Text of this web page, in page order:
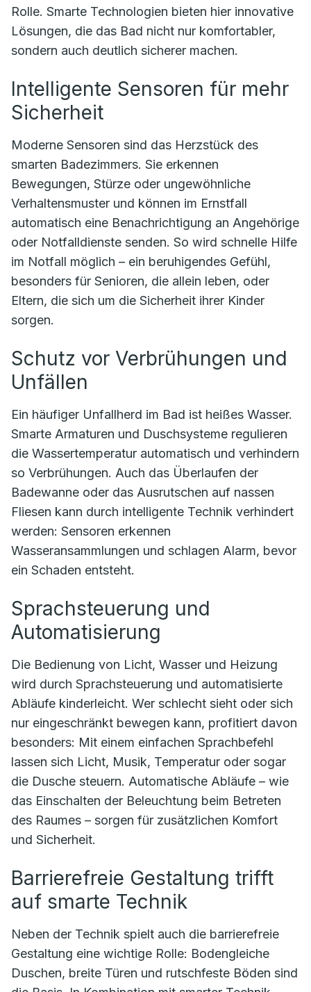
Rolle. Smarte Technologien bieten hier innovative
Lösungen, die das Bad nicht nur komfortabler,
sondern auch deutlich sicherer machen.
Intelligente Sensoren für mehr
Sicherheit
Moderne Sensoren sind das Herzstück des
smarten Badezimmers. Sie erkennen
Bewegungen, Stürze oder ungewöhnliche
Verhaltensmuster und können im Ernstfall
automatisch eine Benachrichtigung an Angehörige
oder Notfalldienste senden. So wird schnelle Hilfe
im Notfall möglich – ein beruhigendes Gefühl,
besonders für Senioren, die allein leben, oder
Eltern, die sich um die Sicherheit ihrer Kinder
sorgen.
Schutz vor Verbrühungen und
Unfällen
Ein häufiger Unfallherd im Bad ist heißes Wasser.
Smarte Armaturen und Duschsysteme regulieren
die Wassertemperatur automatisch und verhindern
so Verbrühungen. Auch das Überlaufen der
Badewanne oder das Ausrutschen auf nassen
Fliesen kann durch intelligente Technik verhindert
werden: Sensoren erkennen
Wasseransammlungen und schlagen Alarm, bevor
ein Schaden entsteht.
Sprachsteuerung und
Automatisierung
Die Bedienung von Licht, Wasser und Heizung
wird durch Sprachsteuerung und automatisierte
Abläufe kinderleicht. Wer schlecht sieht oder sich
nur eingeschränkt bewegen kann, profitiert davon
besonders: Mit einem einfachen Sprachbefehl
lassen sich Licht, Musik, Temperatur oder sogar
die Dusche steuern. Automatische Abläufe – wie
das Einschalten der Beleuchtung beim Betreten
des Raumes – sorgen für zusätzlichen Komfort
und Sicherheit.
Barrierefreie Gestaltung trifft
auf smarte Technik
Neben der Technik spielt auch die barrierefreie
Gestaltung eine wichtige Rolle: Bodengleiche
Duschen, breite Türen und rutschfeste Böden sind